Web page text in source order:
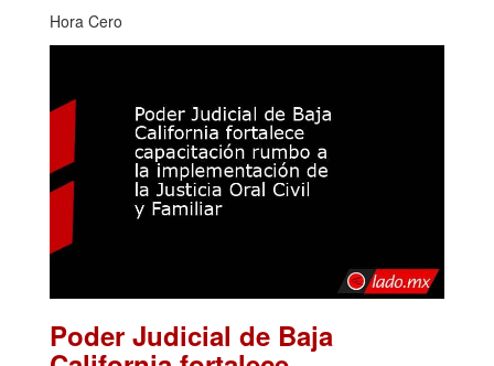
Hora Cero
Poder Judicial de Baja